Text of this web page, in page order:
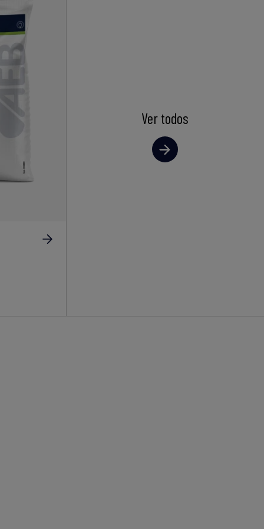
Ver todos